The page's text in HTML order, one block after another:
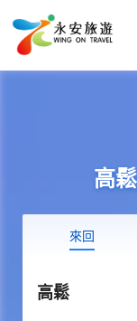
高
來回
高鬆